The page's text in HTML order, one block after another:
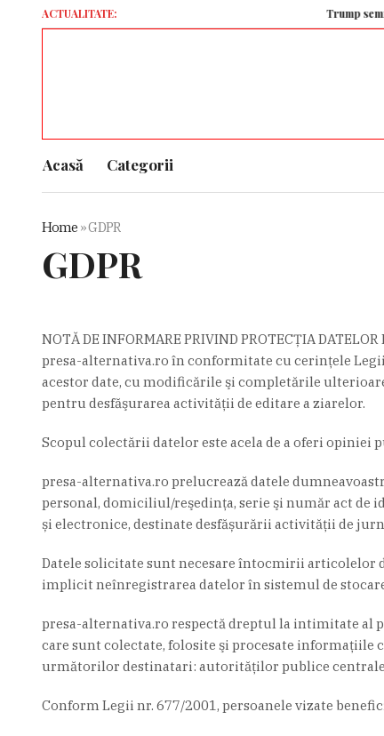
ACTUALITATE: Trump semnează două
Acasă Categorii
Home »GDPR
GDPR
NOTĂ DE INFORMARE PRIVIND PROTECŢIA DATELOR
presa-alternativa.ro în conformitate cu cerinţele
acestor date, cu modificările şi completările
pentru desfăşurarea activităţii de editare a ziarelor.
Scopul colectării datelor este acela de a oferi opiniei
presa-alternativa.ro prelucrează datele
personal, domiciliul/reşedinţa, serie şi număr act de
și electronice, destinate desfășurării activității de
Datele solicitate sunt necesare întocmirii articolelor
implicit neînregistrarea datelor în sistemul de
presa-alternativa.ro respectă dreptul la intimitate al
care sunt colectate, folosite şi procesate
următorilor destinatari: autorităţilor publice
Conform Legii nr. 677/2001, persoanele vizate